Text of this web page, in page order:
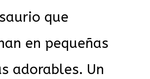
que
en pequeñas
adorables. Un